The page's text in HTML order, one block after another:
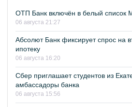
ОТП Банк включён в белый список
06 августа 21:27
Абсолют Банк фиксирует спрос на
ипотеку
06 августа 16:20
Сбер приглашает студентов из
амбассадоры банка
06 августа 15:56